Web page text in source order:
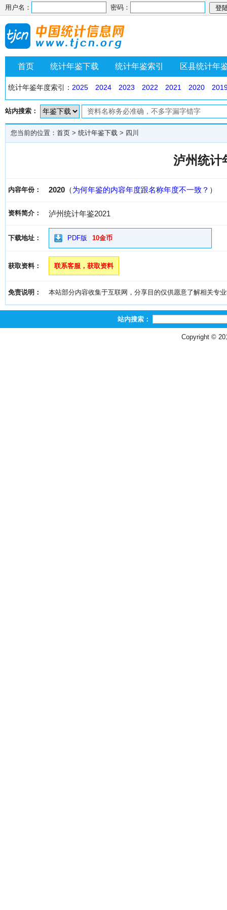
用户名： 密码：
首页 统计年鉴下载 统计年鉴索引 区县统计年
统计年鉴年度索引： 2025 2024 2023 2022 2021 2020
站内搜索：
您当前的位置： 首页 > 统计年鉴下载 > 四川
泸州统计
内容年份： 2020 （为何年鉴的内容年度跟名称年度不一致？ ）
资料简介： 泸州统计年鉴2021
下载地址： PDF版 10金币
获取资料： 联系客服，获取资料
免责说明： 本站部分内容收集于互联网，分享目的仅供愿意了解相关专
站内搜索：
Copyright ©